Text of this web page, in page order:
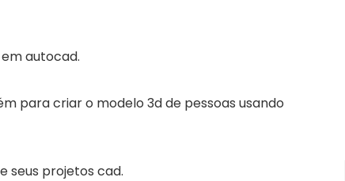
autocad.
para criar o modelo 3d de pessoas usando
seus projetos cad.